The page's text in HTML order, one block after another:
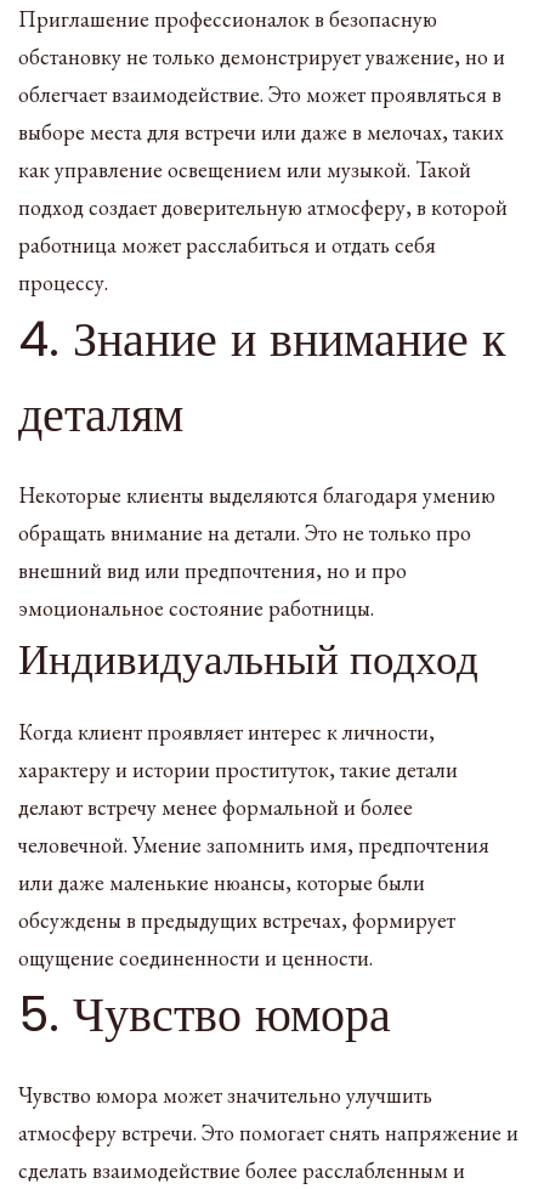
Приглашение профессионалок в безопасную
обстановку не только демонстрирует уважение, но и
облегчает взаимодействие. Это может проявляться в
выборе места для встречи или даже в мелочах, таких
как управление освещением или музыкой. Такой
подход создает доверительную атмосферу, в которой
работница может расслабиться и отдать себя
процессу.
4. Знание и внимание к
деталям
Некоторые клиенты выделяются благодаря умению
обращать внимание на детали. Это не только про
внешний вид или предпочтения, но и про
эмоциональное состояние работницы.
Индивидуальный подход
Когда клиент проявляет интерес к личности,
характеру и истории проституток, такие детали
делают встречу менее формальной и более
человечной. Умение запомнить имя, предпочтения
или даже маленькие нюансы, которые были
обсуждены в предыдущих встречах, формирует
ощущение соединенности и ценности.
5. Чувство юмора
Чувство юмора может значительно улучшить
атмосферу встречи. Это помогает снять напряжение и
сделать взаимодействие более расслабленным и